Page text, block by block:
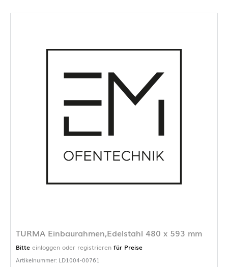
TURMA Einbaurahmen,Edelstahl 480 x 593 mm
Bitte einloggen oder registrieren für Preise
Artikelnummer: LD1004-00761